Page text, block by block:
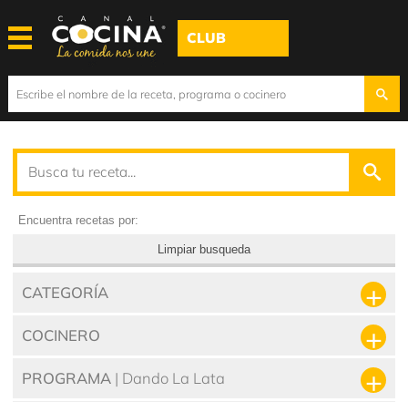
CLUB
Encuentra recetas por:
Limpiar busqueda
CATEGORÍA
COCINERO
PROGRAMA | Dando La Lata